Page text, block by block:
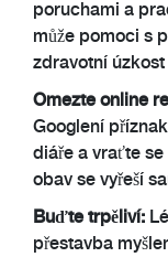
poruchami a
může pomoci s
zdravotní
Omezte online
Googlení
diáře a vraťte se
obav se vyřeší
Buďte trpěliví:
přestavba